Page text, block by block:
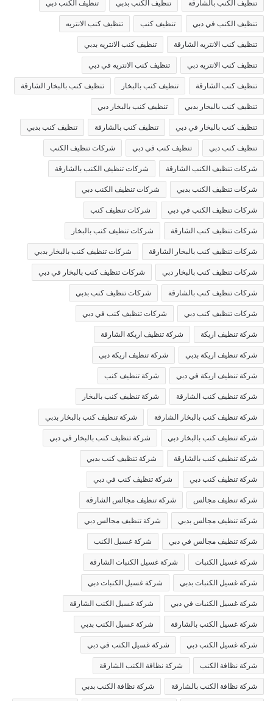
تنظيف الكنب بالشارقة تنظيف الكنب بدبي تنظيف الكنب دبي
تنظيف الكنب في دبي تنظيف كنب تنظيف كنب الانتريه
تنظيف كنب الانتريه الشارقة تنظيف كنب الانتريه بدبي
تنظيف كنب الانتريه دبي تنظيف كنب الانتريه في دبي
تنظيف كنب الشارقة تنظيف كنب بالبخار تنظيف كنب بالبخار الشارقة
تنظيف كنب بالبخار بدبي تنظيف كنب بالبخار دبي
تنظيف كنب بالبخار في دبي تنظيف كنب بالشارقة تنظيف كنب بدبي
تنظيف كنب دبي تنظيف كنب في دبي شركات تنظيف الكنب
شركات تنظيف الكنب الشارقة شركات تنظيف الكنب بالشارقة
شركات تنظيف الكنب بدبي شركات تنظيف الكنب دبي
شركات تنظيف الكنب في دبي شركات تنظيف كنب
شركات تنظيف كنب الشارقة شركات تنظيف كنب بالبخار
شركات تنظيف كنب بالبخار الشارقة شركات تنظيف كنب بالبخار بدبي
شركات تنظيف كنب بالبخار دبي شركات تنظيف كنب بالبخار في دبي
شركات تنظيف كنب بالشارقة شركات تنظيف كنب بدبي
شركات تنظيف كنب دبي شركات تنظيف كنب في دبي
شركة تنظيف اريكة شركة تنظيف اريكة الشارقة
شركة تنظيف اريكة بدبي شركة تنظيف اريكة دبي
شركة تنظيف اريكة في دبي شركة تنظيف كنب
شركة تنظيف كنب الشارقة شركة تنظيف كنب بالبخار
شركة تنظيف كنب بالبخار الشارقة شركة تنظيف كنب بالبخار بدبي
شركة تنظيف كنب بالبخار دبي شركة تنظيف كنب بالبخار في دبي
شركة تنظيف كنب بالشارقة شركة تنظيف كنب بدبي
شركة تنظيف كنب دبي شركة تنظيف كنب في دبي
شركة تنظيف مجالس شركة تنظيف مجالس الشارقة
شركة تنظيف مجالس بدبي شركة تنظيف مجالس دبي
شركة تنظيف مجالس في دبي شركة غسيل الكنب
شركة غسيل الكنبات شركة غسيل الكنبات الشارقة
شركة غسيل الكنبات بدبي شركة غسيل الكنبات دبي
شركة غسيل الكنبات في دبي شركة غسيل الكنب الشارقة
شركة غسيل الكنب بالشارقة شركة غسيل الكنب بدبي
شركة غسيل الكنب دبي شركة غسيل الكنب في دبي
شركة نظافة الكنب شركة نظافة الكنب الشارقة
شركة نظافة الكنب بالشارقة شركة نظافة الكنب بدبي